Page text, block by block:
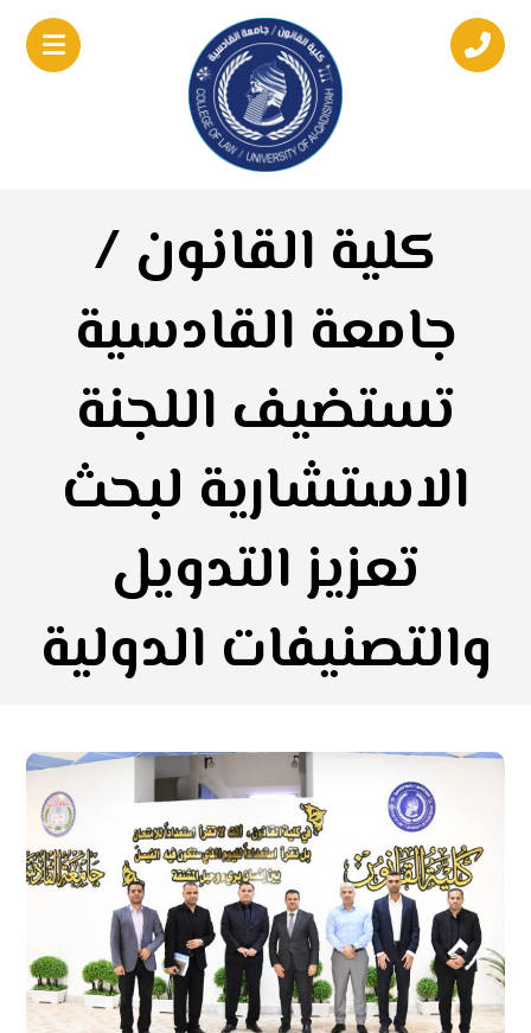
كلية القانون /
جامعة القادسية
تستضيف اللجنة
الاستشارية لبحث
تعزيز التدويل
والتصنيفات الدولية